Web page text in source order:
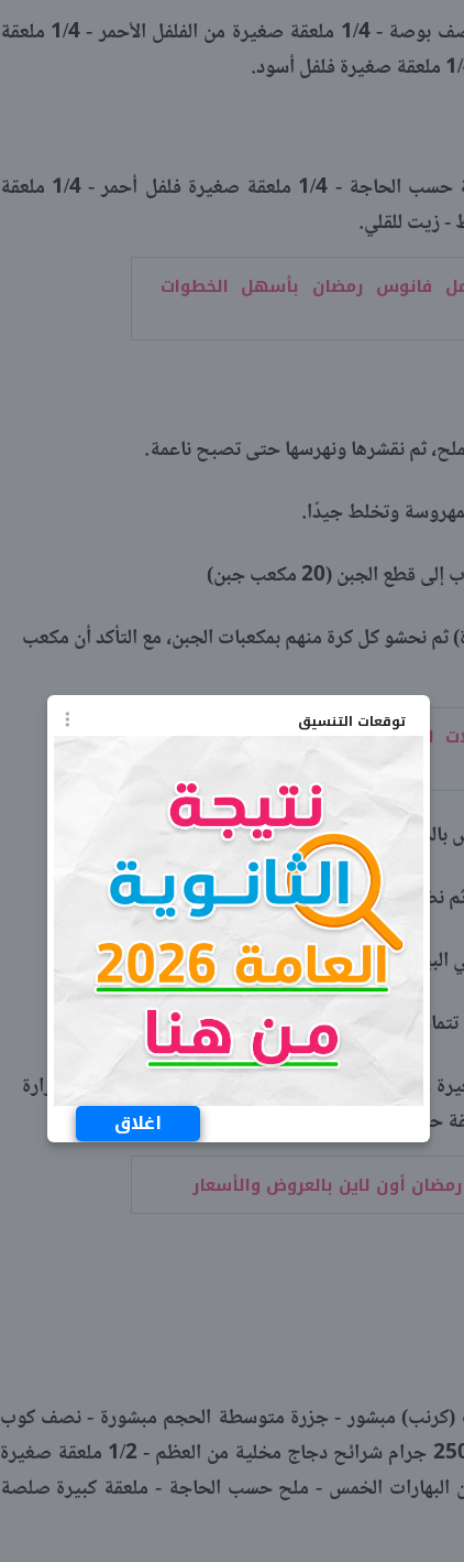
توقعات التنسيق
اغلاق
100 جرام جبن شيدر مقطع إلى مكعبات نصف بوصة - 1/4 ملعقة صغيرة من الفلفل الأحمر - 1/4 ملعقة
2 ملعقة كبيرة دقيق الذرة - 1 إلى 2 بيضة حسب الحاجة - 1/4 ملعقة صغيرة فلفل أحمر - 1/4 ملعقة
- زيت للقلي.
فانوس رمضان بأسهل الخطوات
ثم نقشرها ونهرسها حتى تصبح ناعمة.
وتخلط جيدًا.
الجبن (20 مكعب جبن)
المهروسة إلى كرات (20 كرة) ثم نحشو كل كرة منهم بمكعبات الجبن، مع التأكد أن مكعب
لشهر رمضان توفر عليك مجهود
ومسحوق الفلفل الأحمر والماء ثم نضعه جانبًا.
نضعها في البيض المخفوق ثم في البقسماط.
المخفوق ثم في البقسماط.
نقلي كرات البطاطس بالجبن على دفعات صغيرة على نار متوسطة لمدة 2 - 3 دقائق ثم نرفع درجة حرارة
أون لاين بالعروض والأسعار
- 3 أكواب ملفوف (كرنب) مبشور - جزرة متوسطة الحجم مبشورة - نصف كوب
فلفل رومي شرائح - 2 ملعقة كبيرة زيت - 250 جرام شرائح دجاج مخلية من العظم - 1/2 ملعقة صغيرة
ملعقة صغيرة من البهارات الخمس - ملح حسب الحاجة - ملعقة كبيرة صلصة